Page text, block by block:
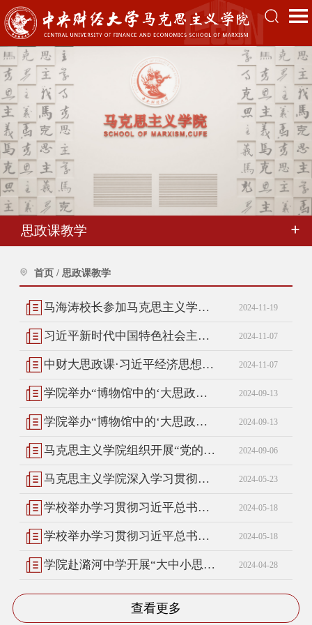
思政课教学
首页 / 思政课教学
马海涛校长参加马克思主义学院“博物馆里的‘大思政课’”专题备课并召开现场办公会 2024-11-19
习近平新时代中国特色社会主义思想概论教研室顺利开展大中小学思政课一体化教研会 2024-11-07
中财大思政课·习近平经济思想大讲堂开讲! 2024-11-07
学院举办“博物馆中的‘大思政课’”推进研讨会 2024-09-13
学院举办“博物馆中的‘大思政课’”推进研讨会 2024-09-13
马克思主义学院组织开展“党的二十届三中全会精神融入思政课”集体备课会 2024-09-06
马克思主义学院深入学习贯彻北京市新时代学校思政课建设推进座谈会精神 2024-05-23
学校举办学习贯彻习近平总书记对学校思政课建设重要指示精神暨博物馆里的“大思政课”教学研讨会 2024-05-18
学校举办学习贯彻习近平总书记对学校思政课建设重要指示精神暨博物馆里的“大思政课”教学研讨会 2024-05-18
学院赴潞河中学开展“大中小思政一体化建设”主题调研 2024-04-28
查看更多